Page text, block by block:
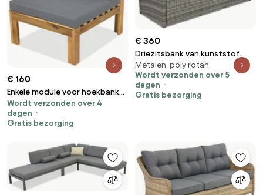
€ 160
Enkele module voor hoekbank
Brunei Garden Point acacia
Wordt verzonden over 4
dagen
Gratis bezorging
€ 360
Driezitsbank van kunststof
rotan Monaco Garden Point
grijs
Metalen, poly rotan
Wordt verzonden over 5
dagen
Gratis bezorging